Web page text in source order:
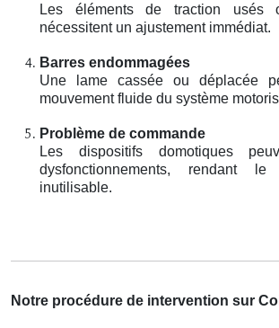
Les éléments de traction usés
nécessitent un ajustement immédiat.
Barres endommagées
Une lame cassée ou déplacée
mouvement fluide du système
Problème de commande
Les dispositifs domotiques
dysfonctionnements, rendant
inutilisable.
Notre procédure de intervention sur